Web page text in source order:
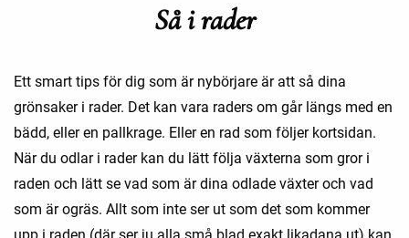
Så i rader
Ett smart tips för dig som är nybörjare är att så dina
grönsaker i rader. Det kan vara raders om går längs med en
bädd, eller en pallkrage. Eller en rad som följer kortsidan.
När du odlar i rader kan du lätt följa växterna som gror i
raden och lätt se vad som är dina odlade växter och vad
som är ogräs. Allt som inte ser ut som det som kommer